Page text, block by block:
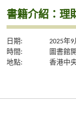
書籍介紹：理
日期:
2025年
時間:
圖書館
地點:
香港中